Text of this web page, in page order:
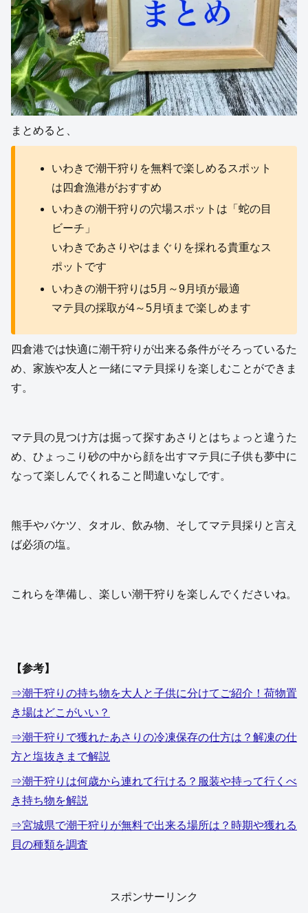
まとめると、
いわきで潮干狩りを無料で楽しめるスポット
は四倉漁港がおすすめ
いわきの潮干狩りの穴場スポットは「蛇の目
ビーチ」
いわきであさりやはまぐりを採れる貴重なス
ポットです
いわきの潮干狩りは5月～9月頃が最適
マテ貝の採取が4～5月頃まで楽しめます
四倉港では快適に潮干狩りが出来る条件がそろっているた
め、家族や友人と一緒にマテ貝採りを楽しむことができま
す。
マテ貝の見つけ方は掘って探すあさりとはちょっと違うた
め、ひょっこり砂の中から顔を出すマテ貝に子供も夢中に
なって楽しんでくれること間違いなしです。
熊手やバケツ、タオル、飲み物、そしてマテ貝採りと言え
ば必須の塩。
これらを準備し、楽しい潮干狩りを楽しんでくださいね。
【参考】
⇒潮干狩りの持ち物を大人と子供に分けてご紹介！荷物置
き場はどこがいい？
⇒潮干狩りで獲れたあさりの冷凍保存の仕方は？解凍の仕
方と塩抜きまで解説
⇒潮干狩りは何歳から連れて行ける？服装や持って行くべ
き持ち物を解説
⇒宮城県で潮干狩りが無料で出来る場所は？時期や獲れる
貝の種類を調査
スポンサーリンク